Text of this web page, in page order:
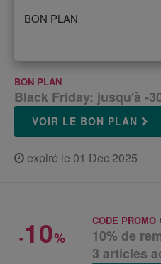
BON PLAN
BON PLAN
Black Friday: jusqu'à -
VOIR LE BON PLAN
expiré le 01 Dec 2025
-10%
CODE PROMO
10% de
3 articles